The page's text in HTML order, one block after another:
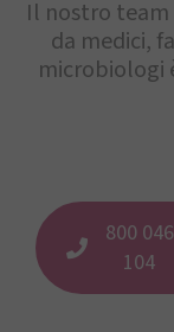
Il nostro
da medici,
microbiologi
800 046
104